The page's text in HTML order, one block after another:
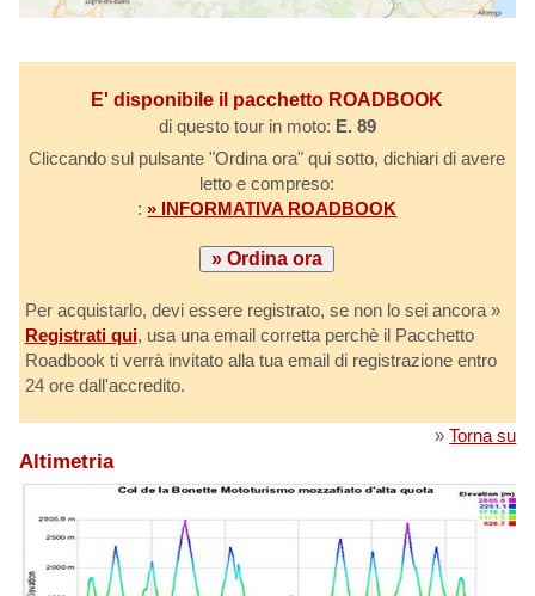
E' disponibile il pacchetto ROADBOOK
di questo tour in moto: E. 89
Cliccando sul pulsante "Ordina ora" qui sotto, dichiari di avere
letto e compreso:
:» INFORMATIVA ROADBOOK
Per acquistarlo, devi essere registrato, se non lo sei ancora »
Registrati qui, usa una email corretta perchè il Pacchetto
Roadbook ti verrà invitato alla tua email di registrazione entro
24 ore dall'accredito.
»Torna su
Altimetria